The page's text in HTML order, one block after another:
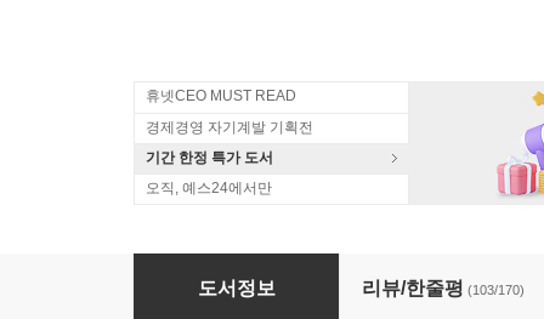
휴넷CEO MUST READ
경제경영 자기계발 기획전
기간 한정 특가 도서
오직, 예스24에서만
하버드 새벽 4시 반 (리커버 에디션)
도서정보 리뷰/한줄평 (103/170)